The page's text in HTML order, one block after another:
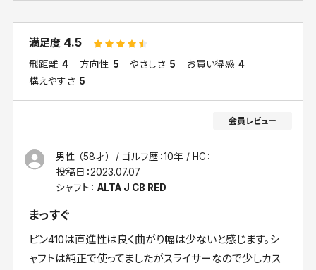
満足度 4.5
飛距離 4 方向性 5 やさしさ 5 お買い得感 4
構えやすさ 5
男性 （58才） ゴルフ歴：10年
HC：
投稿日：2023.07.07
シャフト： ALTA J CB RED
まっすぐ
ピン410は直進性は良く曲がり幅は少ないと感じます。シ
ャフトは純正で使ってましたがスライサーなので少しカス